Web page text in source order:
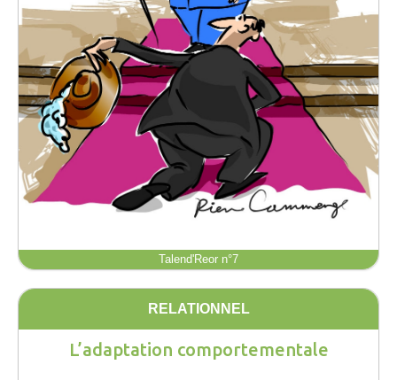
Talend'Reor n°7
RELATIONNEL
L’adaptation comportementale